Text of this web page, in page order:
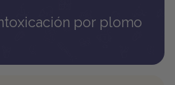
por plomo